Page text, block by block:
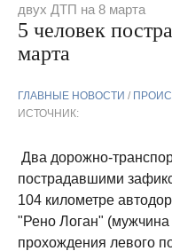
двух ДТП на 8 марта
5 человек
марта
ГЛАВНЫЕ НОВОСТИ /
ИСТОЧНИК:
Два дорожно-
пострадавшими
104 километре
"Рено Логан"
прохождения левого